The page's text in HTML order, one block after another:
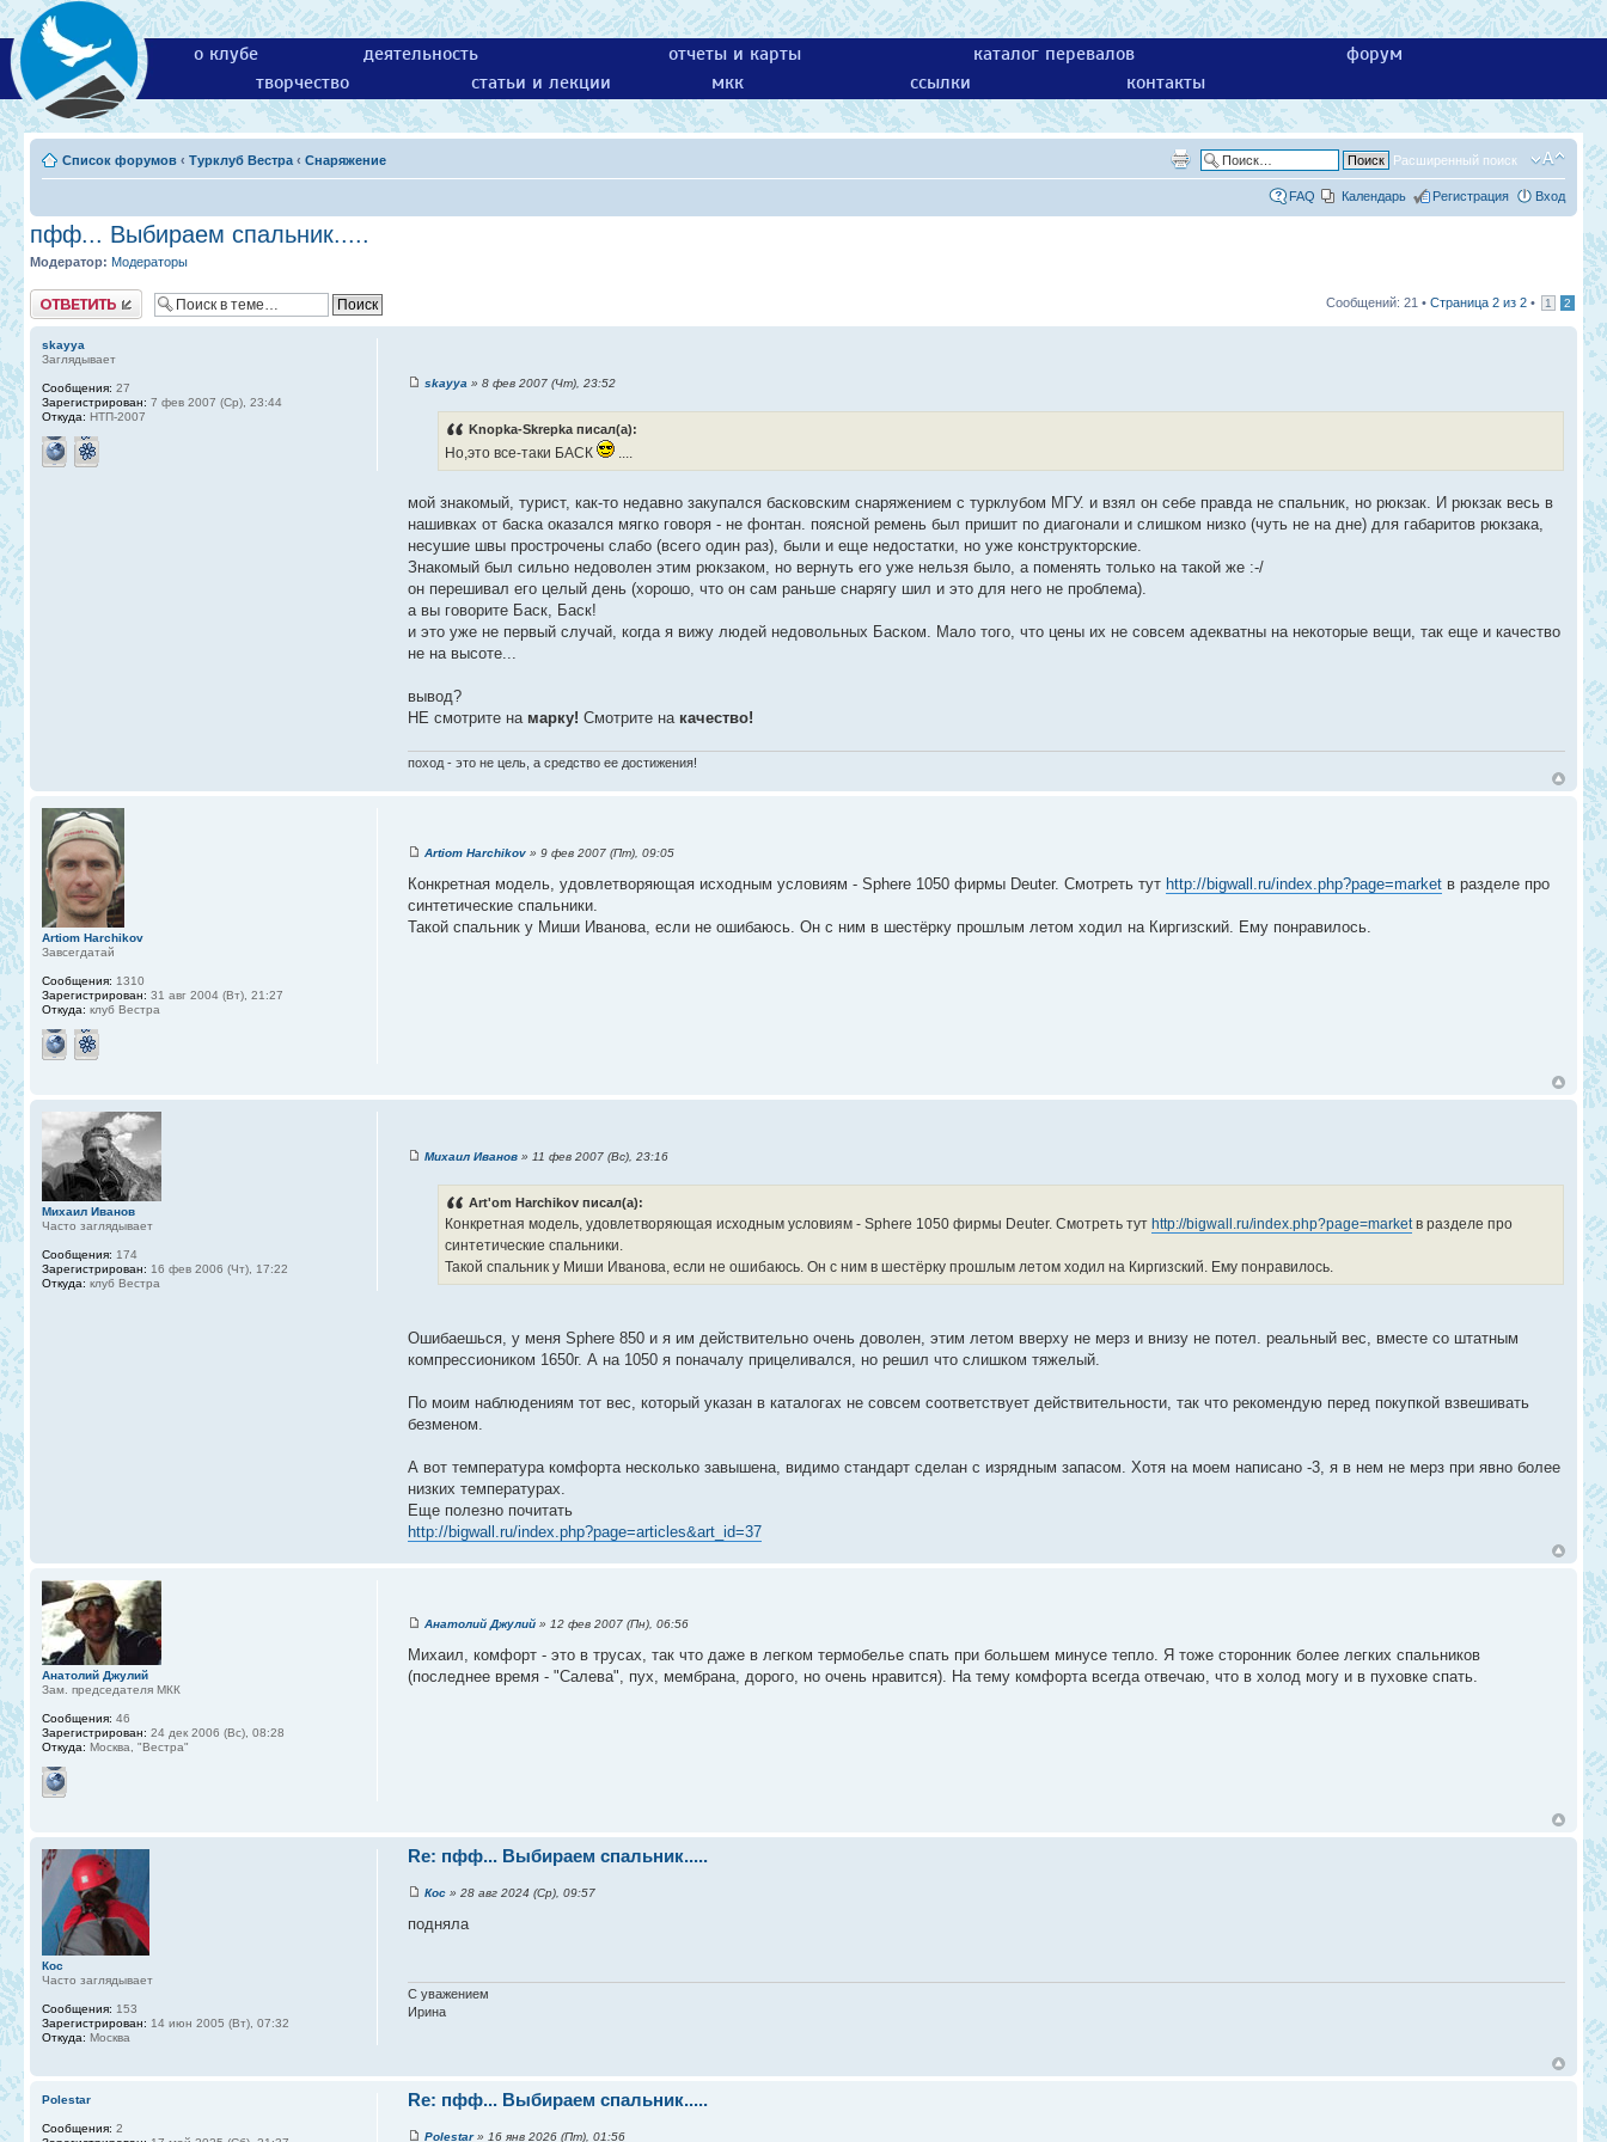
о клубе деятельность отчеты и карты каталог перевалов
форум
творчество
статьи и лекции мкк ссылки контакты
Список форумов ‹ Турклуб Вестра ‹ Снаряжение Расширенный поиск
FAQ Календарь Регистрация Вход
пфф... Выбираем спальник.....
Модератор: Модераторы
Ответить Сообщений: 21 • Страница 2 из 2 • 1 2
skayya» 8 фев 2007 (Чт), 23:52
Knopka-Skrepka писал(а):
Но,это все-таки БАСК ....
мой знакомый, турист, как-то недавно закупался басковским снаряжением с турклубом МГУ. и взял он себе правда не спальник, но рюкзак. И рюкзак весь в
нашивках от баска оказался мягко говоря - не фонтан. поясной ремень был пришит по диагонали и слишком низко (чуть не на дне) для габаритов рюкзака,
несушие швы прострочены слабо (всего один раз), были и еще недостатки, но уже конструкторские.
Знакомый был сильно недоволен этим рюкзаком, но вернуть его уже нельзя было, а поменять только на такой же :-/
он перешивал его целый день (хорошо, что он сам раньше снарягу шил и это для него не проблема).
а вы говорите Баск, Баск!
и это уже не первый случай, когда я вижу людей недовольных Баском. Мало того, что цены их не совсем адекватны на некоторые вещи, так еще и качество
не на высоте...
вывод?
НЕ смотрите на марку! Смотрите на качество!
поход - это не цель, а средство ее достижения!
skayya
Заглядывает
Сообщения: 27
Зарегистрирован: 7 фев 2007 (Ср), 23:44
Откуда: НТП-2007
Artiom Harchikov» 9 фев 2007 (Пт), 09:05
Конкретная модель, удовлетворяющая исходным условиям - Sphere 1050 фирмы Deuter. Смотреть тут http://bigwall.ru/index.php?page=marketв разделе про
синтетические спальники.
Такой спальник у Миши Иванова, если не ошибаюсь. Он с ним в шестёрку прошлым летом ходил на Киргизский. Ему понравилось.
Artiom Harchikov
Завсегдатай
Сообщения: 1310
Зарегистрирован: 31 авг 2004 (Вт), 21:27
Откуда: клуб Вестра
Михаил Иванов» 11 фев 2007 (Вс), 23:16
Art'om Harchikov писал(а):
Конкретная модель, удовлетворяющая исходным условиям - Sphere 1050 фирмы Deuter. Смотреть тут http://bigwall.ru/index.php?page=marketв разделе про
синтетические спальники.
Такой спальник у Миши Иванова, если не ошибаюсь. Он с ним в шестёрку прошлым летом ходил на Киргизский. Ему понравилось.
Ошибаешься, у меня Sphere 850 и я им действительно очень доволен, этим летом вверху не мерз и внизу не потел. реальный вес, вместе со штатным
компрессиоником 1650г. А на 1050 я поначалу прицеливался, но решил что слишком тяжелый.
По моим наблюдениям тот вес, который указан в каталогах не совсем соответствует действительности, так что рекомендую перед покупкой взвешивать
безменом.
А вот температура комфорта несколько завышена, видимо стандарт сделан с изрядным запасом. Хотя на моем написано -3, я в нем не мерз при явно более
низких температурах.
Еще полезно почитать
http://bigwall.ru/index.php?page=articles&art_id=37
Михаил Иванов
Часто заглядывает
Сообщения: 174
Зарегистрирован: 16 фев 2006 (Чт), 17:22
Откуда: клуб Вестра
Анатолий Джулий» 12 фев 2007 (Пн), 06:56
Михаил, комфорт - это в трусах, так что даже в легком термобелье спать при большем минусе тепло. Я тоже сторонник более легких спальников
(последнее время - "Салева", пух, мембрана, дорого, но очень нравится). На тему комфорта всегда отвечаю, что в холод могу и в пуховке спать.
Анатолий Джулий
Зам. председателя МКК
Сообщения: 46
Зарегистрирован: 24 дек 2006 (Вс), 08:28
Откуда: Москва, "Вестра"
Re: пфф... Выбираем спальник.....
Кос» 28 авг 2024 (Ср), 09:57
подняла
С уважением
Ирина
Кос
Часто заглядывает
Сообщения: 153
Зарегистрирован: 14 июн 2005 (Вт), 07:32
Откуда: Москва
Re: пфф... Выбираем спальник.....
Polestar» 16 янв 2026 (Пт), 01:56
Polestar
Сообщения: 2